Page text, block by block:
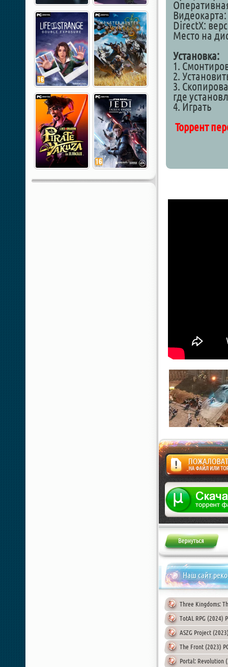
Видеокарта:
DirectX:
Место на
Установка:
1.
2.
3.
где
4. Играть
Торрент
Жалоба
Наш сайт
Three Kingdoms:
TotAL RPG (2024)
ASZG Project
The Front (2023)
Portal: Revolution